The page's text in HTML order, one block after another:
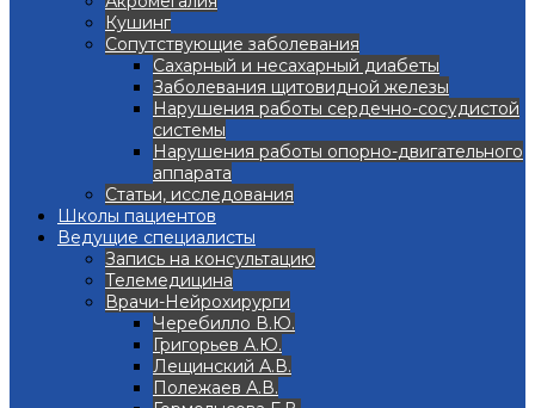
Кушинг
Сопутствующие заболевания
Сахарный и несахарный диабеты
Заболевания щитовидной железы
Нарушения работы сердечно-сосудистой
системы
Нарушения работы опорно-двигательного
аппарата
Статьи, исследования
Школы пациентов
Ведущие специалисты
Запись на консультацию
Телемедицина
Врачи-Нейрохирурги
Черебилло В.Ю.
Григорьев А.Ю.
Лещинский А.В.
Полежаев А.В.